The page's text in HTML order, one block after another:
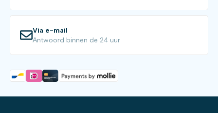
Via e-mail
Antwoord binnen de 24 uur